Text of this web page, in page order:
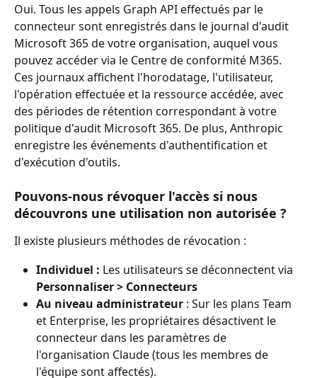
Oui. Tous les appels Graph API effectués par le
connecteur sont enregistrés dans le journal d'audit
Microsoft 365 de votre organisation, auquel vous
pouvez accéder via le Centre de conformité M365.
Ces journaux affichent l'horodatage, l'utilisateur,
l'opération effectuée et la ressource accédée, avec
des périodes de rétention correspondant à votre
politique d'audit Microsoft 365. De plus, Anthropic
enregistre les événements d'authentification et
d'exécution d'outils.
Pouvons-nous révoquer l'accès si nous
découvrons une utilisation non autorisée ?
Il existe plusieurs méthodes de révocation :
Individuel : Les utilisateurs se déconnectent via
Personnaliser > Connecteurs
Au niveau administrateur : Sur les plans Team
et Enterprise, les propriétaires désactivent le
connecteur dans les paramètres de
l'organisation Claude (tous les membres de
l'équipe sont affectés).